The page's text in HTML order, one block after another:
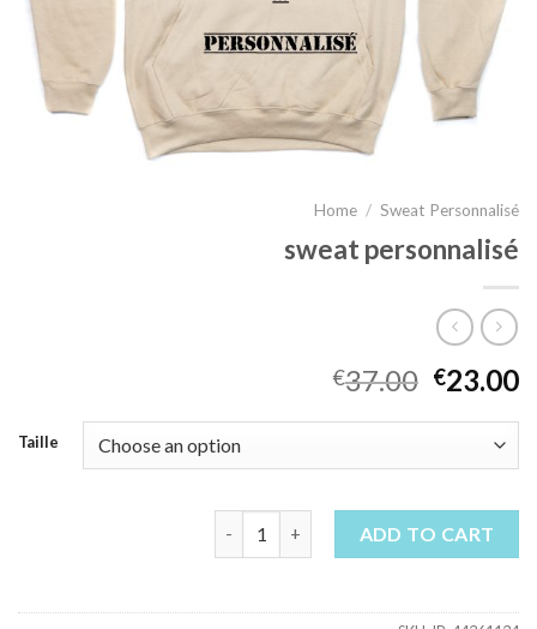
Home / Sweat Personnalisé
sweat personnalisé
€37.00 €23.00
Taille
ADD TO CART